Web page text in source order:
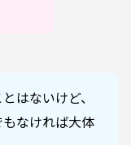
はないけど、
なければ大体